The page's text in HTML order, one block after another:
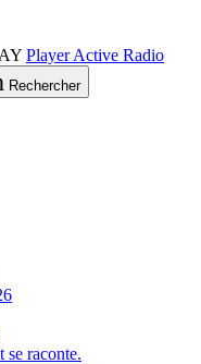
Player Active Radio
Rechercher
se raconte.